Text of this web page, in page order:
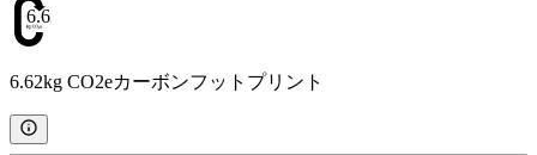
6.62
6.62kg CO2eカーボンフットプリント